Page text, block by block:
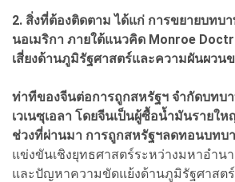
2. สิ่งที่ต้องติดตาม ได้แก่ การขยายบทบ
นอเมริกา ภายใต้แนวคิด Monroe
เสี่ยงด้านภูมิรัฐศาสตร์และความผันผวน
ท่าทีของจีนต่อการถูกสหรัฐฯ จำกัดบทบ
เวเนซุเอลา โดยจีนเป็นผู้ซื้อน้ำมันรายให
ช่วงที่ผ่านมา การถูกสหรัฐฯลดทอนบทบ
แข่งขันเชิงยุทธศาสตร์ระหว่างมหาอำน
และปัญหาความขัดแย้งด้านภูมิรัฐศาสต